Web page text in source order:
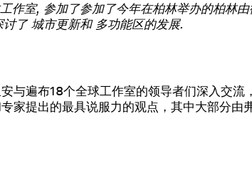
作室, 参加了参加了今年在柏林举办的柏林由
讨了城市更新和 多功能区的发展.
与遍布18个全球工作室的领导者们深入交流
家提出的最具说服力的观点，其中大部分由